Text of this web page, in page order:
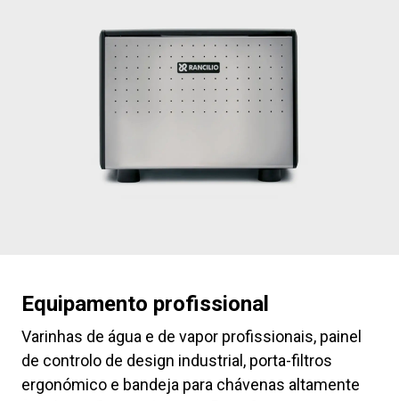
Equipamento profissional
Varinhas de água e de vapor profissionais, painel
de controlo de design industrial, porta-filtros
ergonómico e bandeja para chávenas altamente